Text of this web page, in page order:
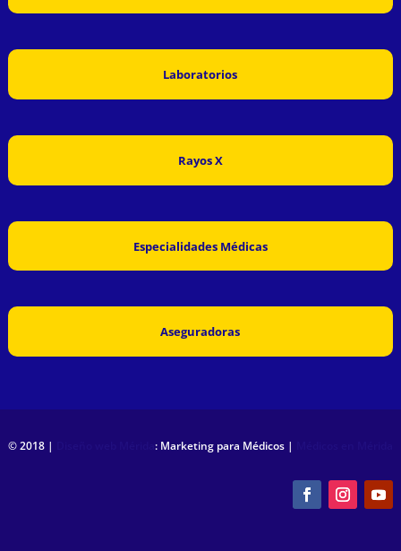
Laboratorios
Rayos X
Especialidades Médicas
Aseguradoras
© 2018 | : Marketing para Médicos |